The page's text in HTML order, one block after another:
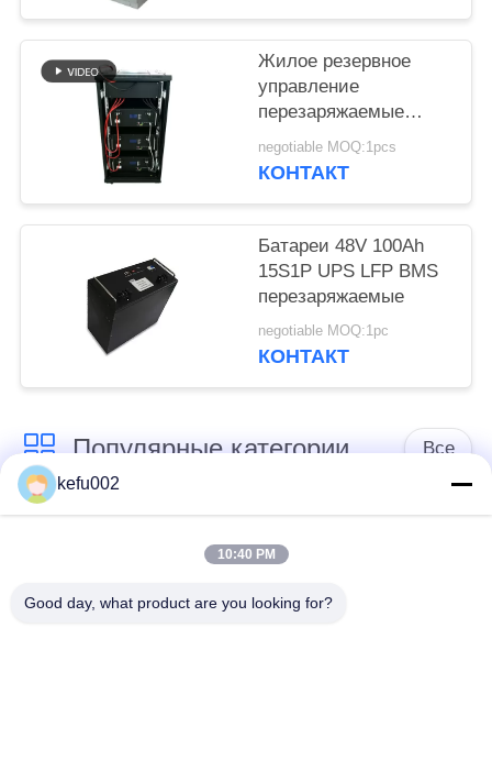
Жилое резервное
управление
перезаряжаемые
батареи MPPT UPS
450Ah
negotiable MOQ:1pcs
КОНТАКТ
Батареи 48V 100Ah
15S1P UPS LFP BMS
перезаряжаемые
negotiable MOQ:1pc
КОНТАКТ
Популярные категории Все
Глубокая батарея
цикла ЛиФеПо4
Перезаряжаемые
Солнечная батарея
kefu002
10:40 PM
Good day, what product are you looking for?